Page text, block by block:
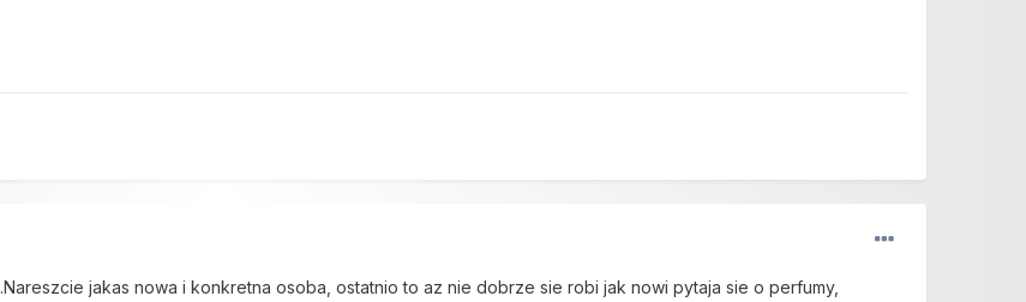
.Nareszcie jakas nowa i konkretna osoba, ostatnio to az nie dobrze sie robi jak nowi pytaja sie o perfumy,